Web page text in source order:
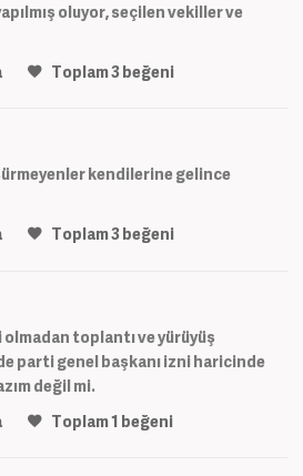
oluyor, seçilen vekiller ve
Toplam3beğeni
kendilerine gelince
Toplam3beğeni
toplantı ve yürüyüş
parti genel başkanı izni haricinde
değil mi.
Toplam1 beğeni